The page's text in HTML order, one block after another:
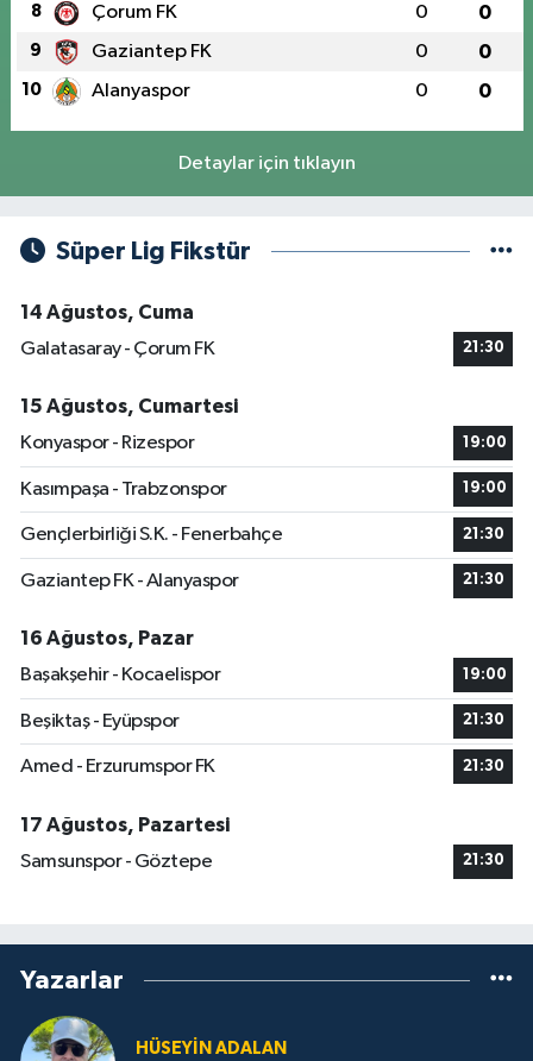
8 Çorum FK 0 0
9 Gaziantep FK 0 0
10 Alanyaspor 0 0
Detaylar için tıklayın
Süper Lig Fikstür
14 Ağustos, Cuma
Galatasaray - Çorum FK
21:30
15 Ağustos, Cumartesi
Konyaspor - Rizespor
19:00
Kasımpaşa - Trabzonspor 19:00
Gençlerbirliği S.K. - Fenerbahçe 21:30
Gaziantep FK - Alanyaspor 21:30
16 Ağustos, Pazar
Başakşehir - Kocaelispor
19:00
Beşiktaş - Eyüpspor 21:30
Amed - Erzurumspor FK 21:30
17 Ağustos, Pazartesi
Samsunspor - Göztepe
21:30
Yazarlar
HÜSEYIN ADALAN